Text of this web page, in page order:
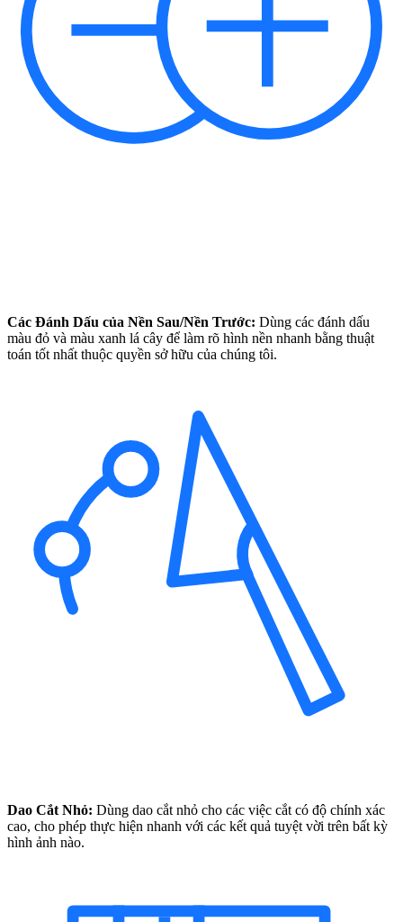
Các Đánh Dấu của Nền Sau/Nền Trước: Dùng các đánh dấu
màu đỏ và màu xanh lá cây để làm rõ hình nền nhanh bằng thuật
toán tốt nhất thuộc quyền sở hữu của chúng tôi.
Dao Cắt Nhỏ: Dùng dao cắt nhỏ cho các việc cắt có độ chính xác
cao, cho phép thực hiện nhanh với các kết quả tuyệt vời trên bất kỳ
hình ảnh nào.